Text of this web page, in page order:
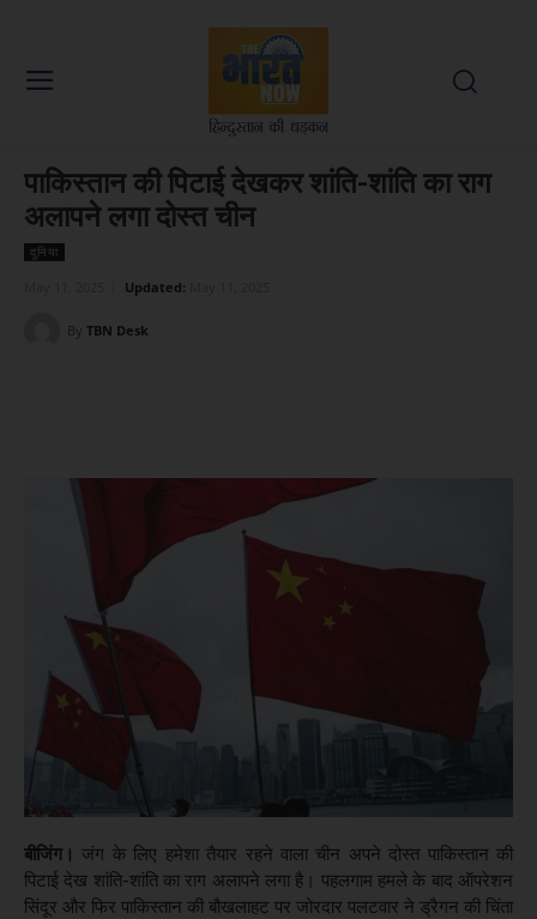
पाकिस्तान की पिटाई देखकर शांति-शांति का राग
अलापने लगा दोस्त चीन
दुनिया
Updated:
By TBN Desk
बीजिंग।जंग के लिए हमेशा तैयार रहने वाला चीन अपने दोस्त पाकिस्तान की
पिटाई देख शांति-शांति का राग अलापने लगा है। पहलगाम हमले के बाद ऑपरेशन
सिंदूर और फिर पाकिस्तान की बौखलाहट पर जोरदार पलटवार ने ड्रैगन की चिंता